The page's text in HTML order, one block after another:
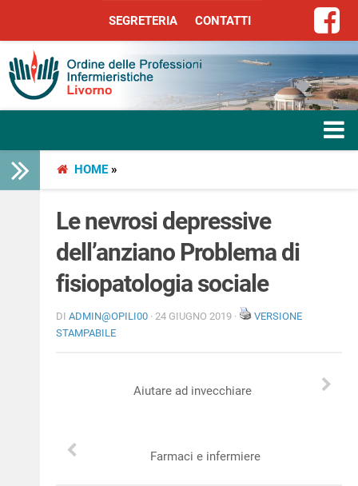
SEGRETERIA CONTATTI
SEGRETERIA CONTATTI
HOME
SEGRETERIA
LIBERA PROFESSIONE
FORMAZIONE
HOME»
Le nevrosi depressive
dell’anziano Problema di
fisiopatologia sociale
DI ADMIN@OPILI00 · 24 GIUGNO 2019 ·
VERSIONE
STAMPABILE
Aiutare ad invecchiare
Farmaci e infermiere